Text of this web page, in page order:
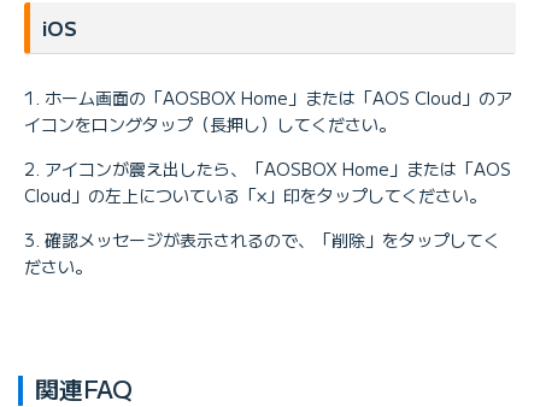
iOS
ホーム画面の「AOSBOX Home」または「AOS Cloud」のア
イコンをロングタップ（長押し）してください。
アイコンが震え出したら、「AOSBOX Home」または「AOS
Cloud」の左上についている「×」印をタップしてください。
確認メッセージが表示されるので、「削除」をタップしてく
ださい。
関連FAQ